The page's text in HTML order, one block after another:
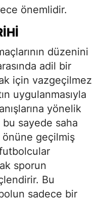
önemlidir.
düzenini
adil bir
için vazgeçilmez
uygulanmasıyla
yönelik
bu sayede saha
önüne geçilmiş
futbolcular
sporun
Bu
sadece bir